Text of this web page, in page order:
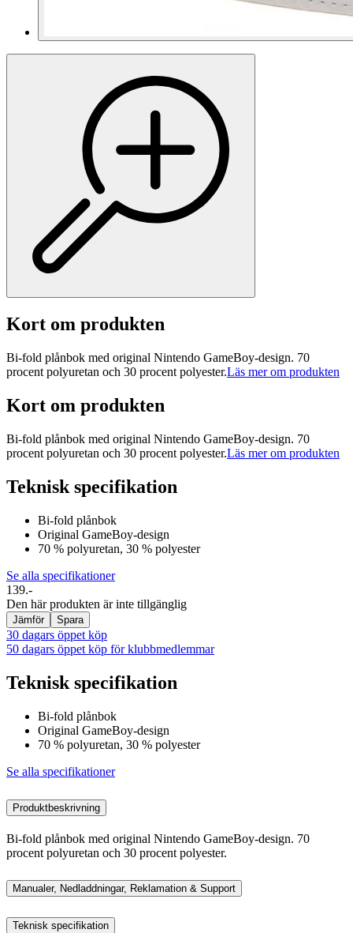
Kort om produkten
Bi-fold plånbok med original Nintendo GameBoy-design. 70
procent polyuretan och 30 procent polyester.Läs mer om produkten
Kort om produkten
Bi-fold plånbok med original Nintendo GameBoy-design. 70
procent polyuretan och 30 procent polyester.Läs mer om produkten
Teknisk specifikation
Bi-fold plånbok
Original GameBoy-design
70 % polyuretan, 30 % polyester
Se alla specifikationer
139.-
Den här produkten är inte tillgänglig
Jämför Spara
30 dagars öppet köp
50 dagars öppet köp för klubbmedlemmar
Teknisk specifikation
Bi-fold plånbok
Original GameBoy-design
70 % polyuretan, 30 % polyester
Se alla specifikationer
Produktbeskrivning
Bi-fold plånbok med original Nintendo GameBoy-design. 70
procent polyuretan och 30 procent polyester.
Manualer, Nedladdningar, Reklamation & Support
Teknisk specifikation